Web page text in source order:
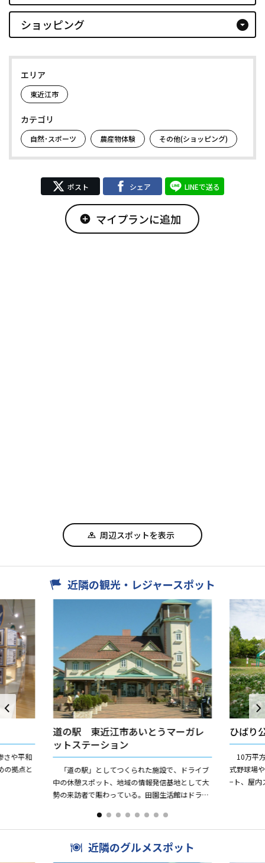
ショッピング arrow_drop_down_circle
エリア
東近江市
カテゴリ
自然･スポーツ 農産物体験 その他(ショッピング)
ポスト シェア LINEで送る
add_circle マイプランに追加
周辺スポットを表示
近隣の観光・レジャースポット
さや平和
の拠点と
道の駅 東近江市あいとうマーガレ
ットステーション
「道の駅」としてつくられた施設で、ドライブ
中の休憩スポット、地域の情報発信基地として大
勢の来訪者で賑わっている。田園生活館はドライ
クゼーションスポットで、...
ひばり
10万平
式野球場
−ト、屋内
近隣のグルメスポット